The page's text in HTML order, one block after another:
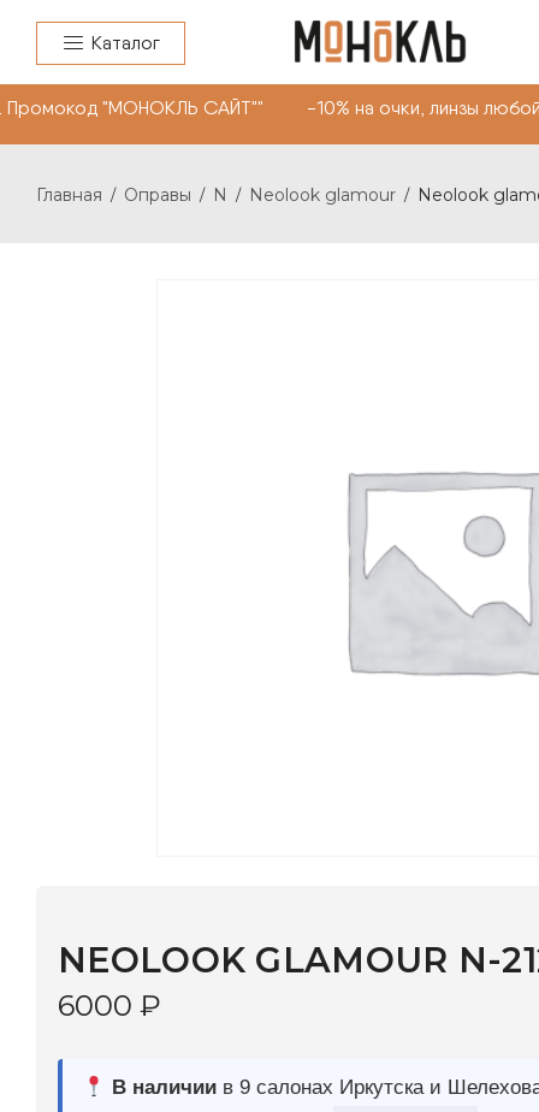
Каталог
"МОНОКЛЬ САЙТ"" -10% на очки, линзы
Главная / Оправы / N / Neolook glamour / Neolook
3–5 дней | Промокод — скидка 10%